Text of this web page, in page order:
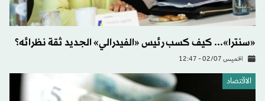
«سنترا»... كيف كسب رئيس «الفيدرالي» الجديد ثقة نظرائه؟
الخميس 02/07 - 12:47
الاقتصاد